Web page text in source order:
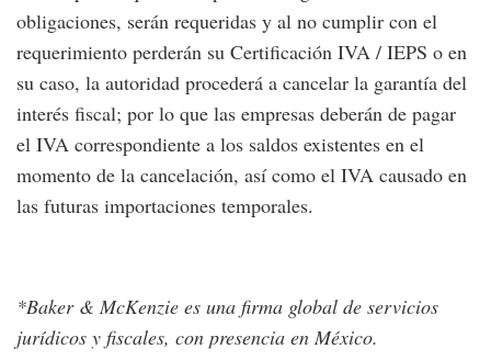
obligaciones, serán requeridas y al no cumplir con el
requerimiento perderán su Certificación IVA / IEPS o en
su caso, la autoridad procederá a cancelar la garantía del
interés fiscal; por lo que las empresas deberán de pagar
el IVA correspondiente a los saldos existentes en el
momento de la cancelación, así como el IVA causado en
las futuras importaciones temporales.
*Baker & McKenzie es una firma global de servicios
jurídicos y fiscales, con presencia en México.